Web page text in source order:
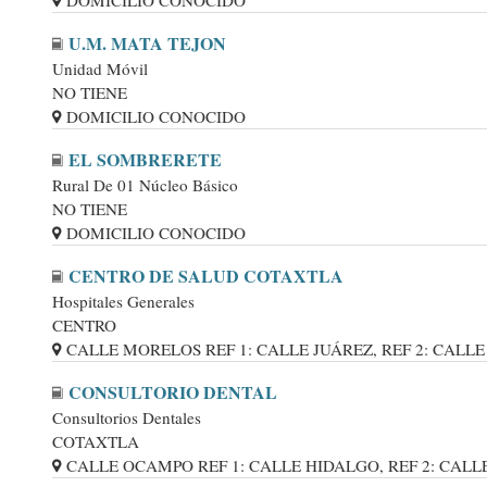
U.M. MATA TEJON
Unidad Móvil
NO TIENE
DOMICILIO CONOCIDO
EL SOMBRERETE
Rural De 01 Núcleo Básico
NO TIENE
DOMICILIO CONOCIDO
CENTRO DE SALUD COTAXTLA
Hospitales Generales
CENTRO
CALLE MORELOS REF 1: CALLE JUÁREZ, REF 2:
CONSULTORIO DENTAL
Consultorios Dentales
COTAXTLA
CALLE OCAMPO REF 1: CALLE HIDALGO, REF 2: